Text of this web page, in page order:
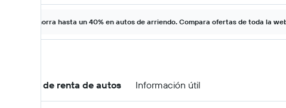
Ahorra hasta un 40% en autos de arriendo. Compara ofertas de toda la
Ofertas de renta de autos Información útil